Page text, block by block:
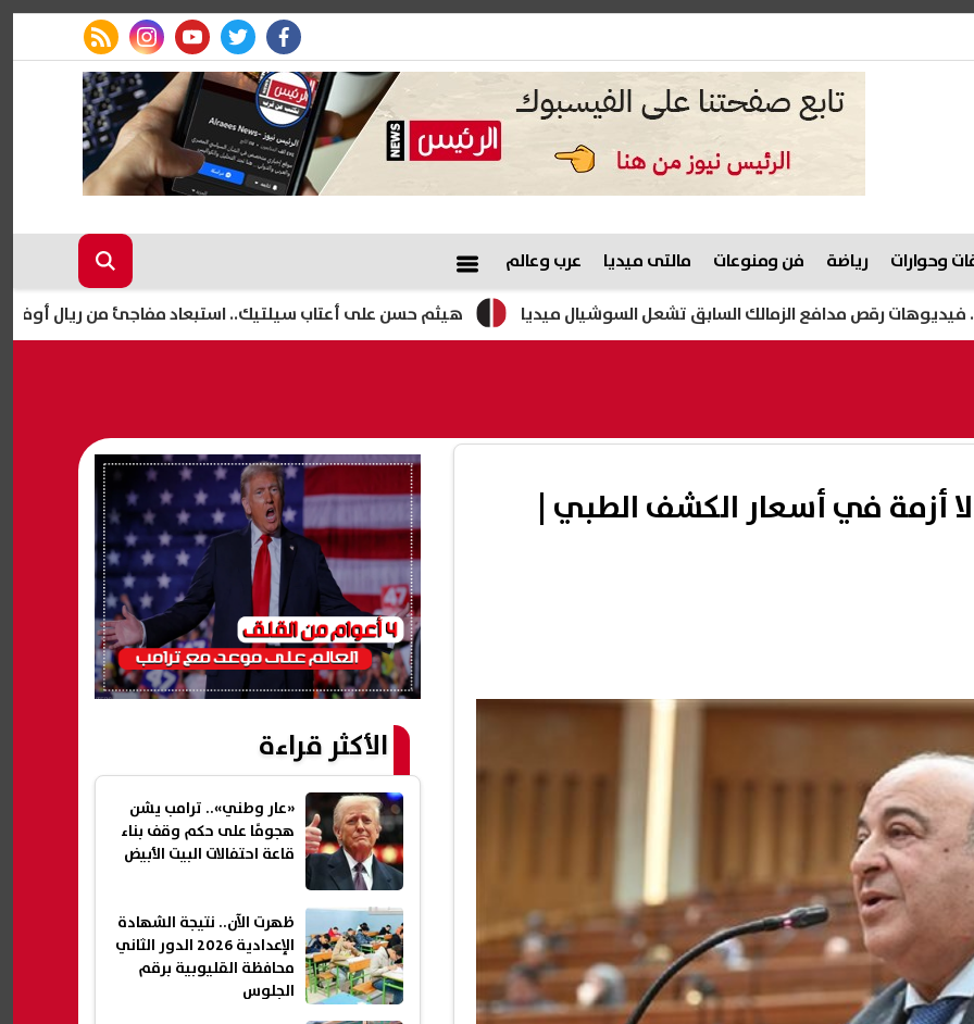
facebook
twitter
youtube
instagram
rss feed
وحوارات رياضة فن ومنوعات مالتى ميديا عرب وعالم
هيثم حسن على أعتاب سيلتيك.. استبعاد مفاجئ من ريال أوفييدو يمهد لرحيله الزمالك السابق تشعل السوشيال ميديا
أزمة في أسعار الكشف الطبي |
الأكثر قراءة
«عار وطني».. ترامب يشن
هجومًا على حكم وقف بناء
قاعة احتفالات البيت الأبيض
ظهرت الآن.. نتيجة الشهادة
الإعدادية 2026 الدور الثاني
محافظة القليوبية برقم
الجلوس